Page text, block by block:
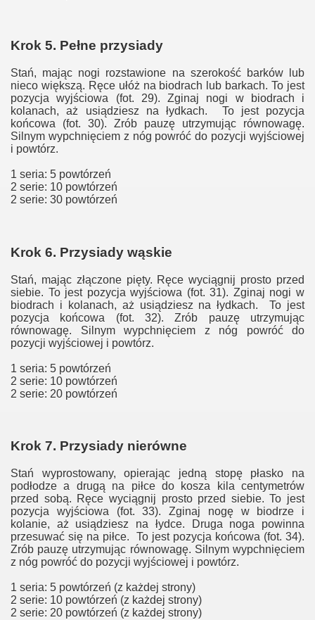
Krok 5. Pełne przysiady
Stań, mając nogi rozstawione na szerokość barków lub
nieco większą. Ręce ułóż na biodrach lub barkach. To jest
pozycja wyjściowa (fot. 29). Zginaj nogi w biodrach i
kolanach, aż usiądziesz na łydkach. To jest pozycja
końcowa (fot. 30). Zrób pauzę utrzymując równowagę.
Silnym wypchnięciem z nóg powróć do pozycji wyjściowej
i powtórz.
1 seria: 5 powtórzeń
2 serie: 10 powtórzeń
2 serie: 30 powtórzeń
Krok 6. Przysiady wąskie
Stań, mając złączone pięty. Ręce wyciągnij prosto przed
siebie. To jest pozycja wyjściowa (fot. 31). Zginaj nogi w
biodrach i kolanach, aż usiądziesz na łydkach. To jest
pozycja końcowa (fot. 32). Zrób pauzę utrzymując
równowagę. Silnym wypchnięciem z nóg powróć do
pozycji wyjściowej i powtórz.
1 seria: 5 powtórzeń
2 serie: 10 powtórzeń
2 serie: 20 powtórzeń
Krok 7. Przysiady nierówne
Stań wyprostowany, opierając jedną stopę płasko na
podłodze a drugą na piłce do kosza kila centymetrów
przed sobą. Ręce wyciągnij prosto przed siebie. To jest
pozycja wyjściowa (fot. 33). Zginaj nogę w biodrze i
kolanie, aż usiądziesz na łydce. Druga noga powinna
przesuwać się na piłce. To jest pozycja końcowa (fot. 34).
Zrób pauzę utrzymując równowagę. Silnym wypchnięciem
z nóg powróć do pozycji wyjściowej i powtórz.
1 seria: 5 powtórzeń (z każdej strony)
2 serie: 10 powtórzeń (z każdej strony)
2 serie: 20 powtórzeń (z każdej strony)